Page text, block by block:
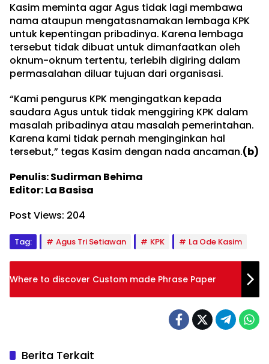
Kasim meminta agar Agus tidak lagi membawa
nama ataupun mengatasnamakan lembaga KPK
untuk kepentingan pribadinya. Karena lembaga
tersebut tidak dibuat untuk dimanfaatkan oleh
oknum-oknum tertentu, terlebih digiring dalam
permasalahan diluar tujuan dari organisasi.
“Kami pengurus KPK mengingatkan kepada
saudara Agus untuk tidak menggiring KPK dalam
masalah pribadinya atau masalah pemerintahan.
Karena kami tidak pernah menginginkan hal
tersebut,” tegas Kasim dengan nada ancaman.(b)
Penulis: Sudirman Behima
Editor: La Basisa
Post Views: 204
Tag: Agus Tri Setiawan KPK La Ode Kasim
Where to discover Custom made Phrase Paper
Berita Terkait